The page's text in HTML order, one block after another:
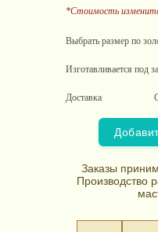
*Стоимость
Выбрать размер по
Изготавливается под
Доставка
Заказы
Производство